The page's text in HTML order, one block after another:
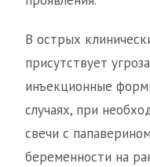
В острых
присутствует
инъекционные
случаях, при
свечи с
беременности на